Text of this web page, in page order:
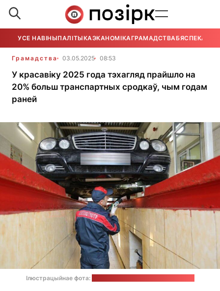
УСЕ НАВІНЫПАЛІТЫКАЭКАНОМІКАГРАМАДСТВАБЯСПЕКА
Грамадства 03.05.2025 08:53
У красавіку 2025 года тэхагляд прайшло на
20% больш транспартных сродкаў, чым годам
раней
Ілюстрацыйнае фота: